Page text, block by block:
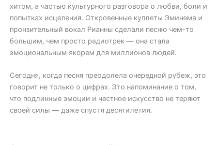
хитом, а частью культурного разговора о любви, боли и
попытках исцеления. Откровенные куплеты Эминема и
пронзительный вокал Рианны сделали песню чем-то
большим, чем просто радиотрек — она стала
эмоциональным якорем для миллионов людей.
Сегодня, когда песня преодолела очередной рубеж, это
говорит не только о цифрах. Это напоминание о том,
что подлинные эмоции и честное искусство не теряют
своей силы — даже спустя десятилетия.